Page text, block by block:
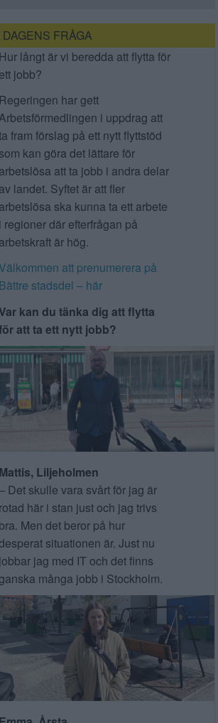
DAGENS FRÅGA
Hur långt är vi beredda att flytta för
ett jobb?
Regeringen har gett
i uppdrag att
fram förslag på ett nytt flyttstöd
som kan göra det lättare för
arbetslösa att ta jobb i andra delar
av landet. Syftet är att fler
arbetslösa ska kunna ta ett arbete
i regioner där efterfrågan på
arbetskraft är hög.
Välkommen att prenumerera på
Bättre stadsdel – här
kan du tänka dig att flytta
att ta ett nytt jobb?
Mattis, Liljeholmen
Det skulle vara svårt för jag är
rotad här i stan just och jag trivs
bra. Men det beror på hur
situationen är. Just nu
jobbar jag med IT och det finns
många jobb i Stockholm.